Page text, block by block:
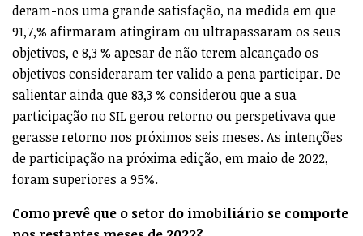
deram-nos uma grande satisfação, na medida em que
91,7,% afirmaram atingiram ou ultrapassaram os seus
objetivos, e 8,3 % apesar de não terem alcançado os
objetivos consideraram ter valido a pena participar. De
salientar ainda que 83,3 % considerou que a sua
participação no SIL gerou retorno ou perspetivava que
gerasse retorno nos próximos seis meses. As intenções
de participação na próxima edição, em maio de 2022,
foram superiores a 95%.
Como prevê que o setor do imobiliário se comporte